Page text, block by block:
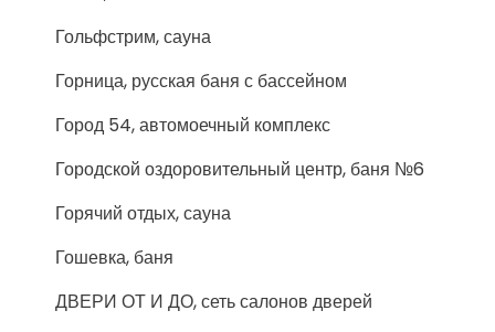
Гольфстрим, сауна
Горница, русская баня с бассейном
Город 54, автомоечный комплекс
Городской оздоровительный центр, баня №6
Горячий отдых, сауна
Гошевка, баня
ДВЕРИ ОТ И ДО, сеть салонов дверей